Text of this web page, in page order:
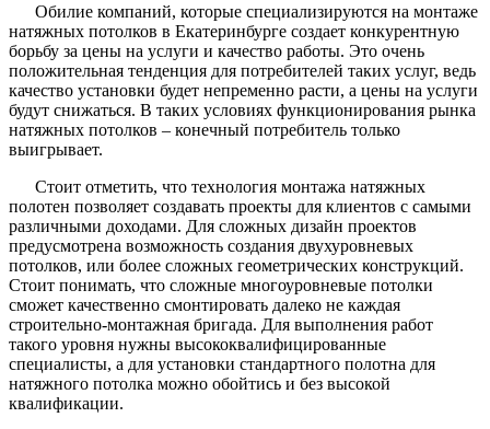
Обилие компаний, которые специализируются на монтаже
натяжных потолков в Екатеринбурге создает конкурентную
борьбу за цены на услуги и качество работы. Это очень
положительная тенденция для потребителей таких услуг, ведь
качество установки будет непременно расти, а цены на услуги
будут снижаться. В таких условиях функционирования рынка
натяжных потолков – конечный потребитель только
выигрывает.
Стоит отметить, что технология монтажа натяжных
полотен позволяет создавать проекты для клиентов с самыми
различными доходами. Для сложных дизайн проектов
предусмотрена возможность создания двухуровневых
потолков, или более сложных геометрических конструкций.
Стоит понимать, что сложные многоуровневые потолки
сможет качественно смонтировать далеко не каждая
строительно-монтажная бригада. Для выполнения работ
такого уровня нужны высококвалифицированные
специалисты, а для установки стандартного полотна для
натяжного потолка можно обойтись и без высокой
квалификации.